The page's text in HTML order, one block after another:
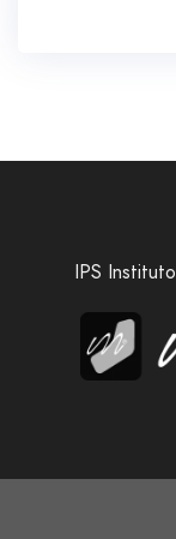
IPS